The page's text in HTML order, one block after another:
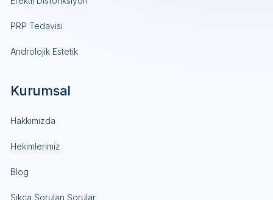
PRP Tedavisi
Androlojik Estetik
Kurumsal
Hakkımızda
Hekimlerimiz
Blog
Sıkça Sorulan Sorular